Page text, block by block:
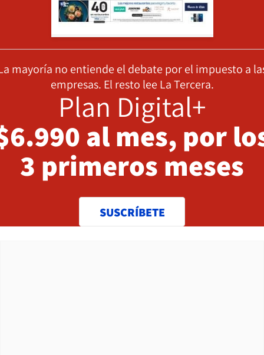
mayoría no entiende el debate por el impuesto a
empresas. El resto lee La Tercera.
Plan Digital+
al mes, por
3 primeros meses
SUSCRÍBETE